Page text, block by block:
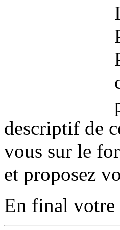
descriptif de
vous sur le
et proposez
En final votre